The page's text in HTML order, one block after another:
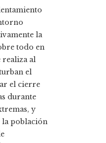
la
todo en
realiza al
el
el cierre
durante
y
la población